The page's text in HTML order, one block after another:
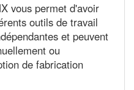
vous permet d'avoir
outils de travail
et peuvent
ou
de fabrication